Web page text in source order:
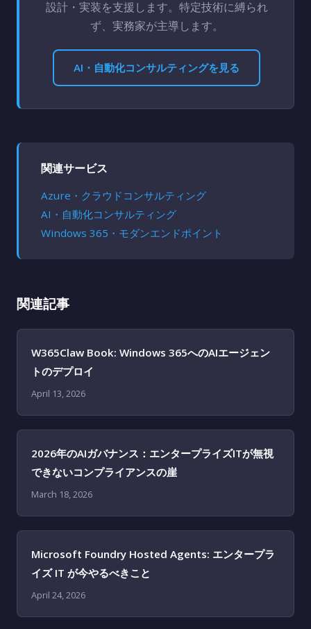
設計・実装を支援します。特定技術に縛られ
ず、実務家が主導します。
AI・自動化コンサルティングを見る
関連サービス
Azure・クラウドコンサルティング
AI・自動化コンサルティング
Windows 365・モダンエンドポイント
関連記事
W365Claw Book: Windows 365へのAIエージェン
トのデプロイ
April 13, 2026
2026年のAIガバナンス：エンタープライズITが無視
できないコンプライアンスの崖
March 18, 2026
Microsoft Foundry Hosted Agents: エンタープラ
イズ IT が今やるべきこと
April 24, 2026